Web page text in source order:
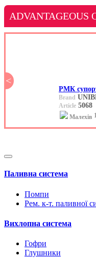
ADVANTAGEOUS
<
РМК
Brand
Article 5068
Малехів
Паливна система
Помпи
Рем. к-т. паливної
Вихлопна система
Гофри
Глушники